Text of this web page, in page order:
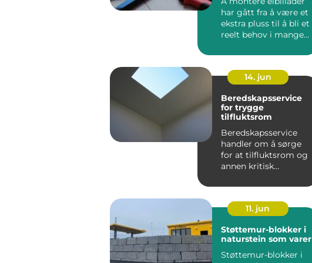
har gått fra å være et
ekstra pluss til å bli et
reelt behov i mange
14. jun
Beredskapsservice
for trygge
tilfluktsrom
Beredskapsservice
handler om å sørge
for at tilfluktsrom og
annen kritisk
11. jun
Støttemur-blokker i
naturstein som varer
Støttemur-blokker i